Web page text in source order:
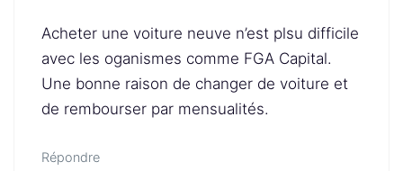
Acheter une voiture neuve n’est plsu difficile
avec les oganismes comme FGA Capital.
Une bonne raison de changer de voiture et
de rembourser par mensualités.
Répondre